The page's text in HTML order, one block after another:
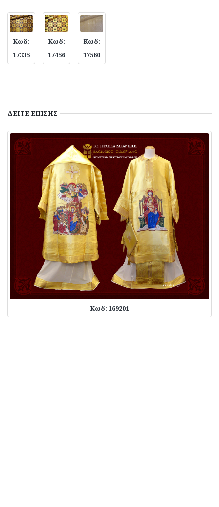
Κωδ:
17335
Κωδ:
17456
Κωδ:
17560
ΔΕΙΤΕΕΠΙΣΗΣ
Κωδ: 169201